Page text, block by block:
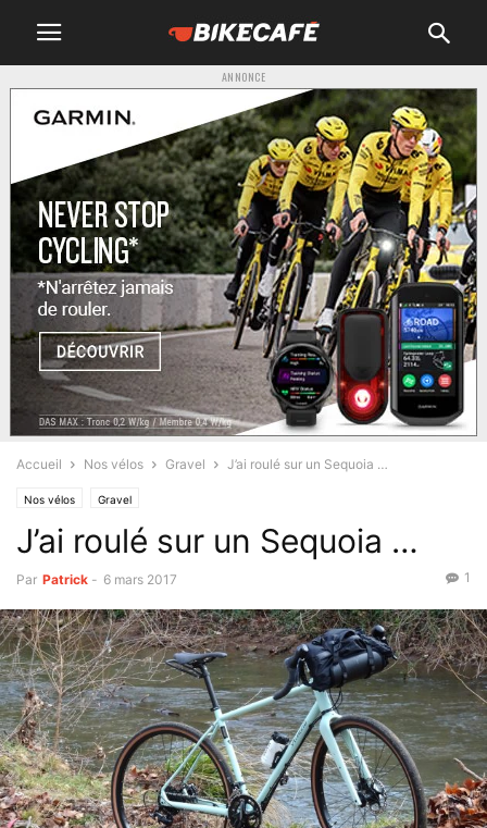
ANNONCE
Accueil Nos vélos Gravel J’ai roulé sur un Sequoia …
Nos vélos Gravel
J’ai roulé sur un Sequoia …
Par Patrick - 6 mars 2017 1